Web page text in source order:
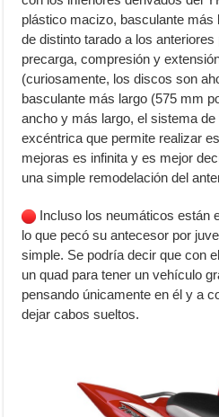
plástico macizo, basculante más
de distinto tarado a los
precarga, compresión y
(curiosamente, los discos son
basculante más largo (575 mm
ancho y más largo, el sistema
excéntrica que permite realizar
mejoras es infinita y es mejor
una simple remodelación del
Incluso los neumáticos están
lo que pecó su antecesor por
simple. Se podría decir que con
un quad para tener un vehículo
pensando únicamente en él y a
dejar cabos sueltos.